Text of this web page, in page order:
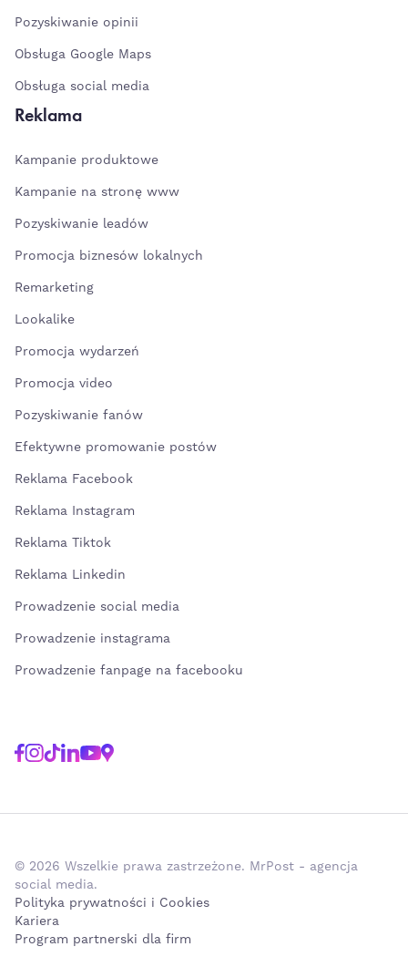
Pozyskiwanie opinii
Obsługa Google Maps
Obsługa social media
Reklama
Kampanie produktowe
Kampanie na stronę www
Pozyskiwanie leadów
Promocja biznesów lokalnych
Remarketing
Lookalike
Promocja wydarzeń
Promocja video
Pozyskiwanie fanów
Efektywne promowanie postów
Reklama Facebook
Reklama Instagram
Reklama Tiktok
Reklama Linkedin
Prowadzenie social media
Prowadzenie instagrama
Prowadzenie fanpage na facebooku
© 2026 Wszelkie prawa zastrzeżone. MrPost - agencja
social media.
Polityka prywatności i Cookies
Kariera
Program partnerski dla firm